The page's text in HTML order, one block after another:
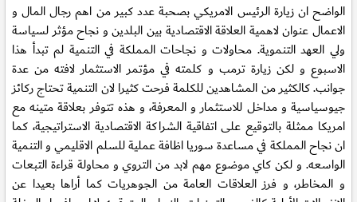
الواضح ان زيارة الرئيس الامريكي بصحبة عدد كبير من اهم رجال المال و
الاعمال عنوان لاهمية العلاقة الاقتصادية بين البلدين و نجاح مؤثر لسياسة
ولي العهد التنموية. محاولات و نجاحات المملكة في التنمية لم تبدأ هذا
الاسبوع و لكن زيارة ترمب و كلمته في مؤتمر الاستثمار لافته من عدة
جوانب. كالكثير من المشاهدين للكلمة فرحت كثيرا لان التنمية تحتاج ركائز
جيوسياسية و مداخل للاستثمار و المعرفة، و هذه تتوفر بعلاقة متينه مع
امريكا ممثلة بالتوقيع على اتفاقية الشراكة الاقتصادية الاستراتيجية، كما
ان نجاح المملكة في مساعدة سوريا اظافة عملية للسلم الاقليمي و التنمية
الواسعه. و لكن كاي موضوع مهم لابد من التروي و محاولة قراءة التبعات
و المخاطر، و فرز العلاقات العامة من الجوهريات كما أراها بعيدا عن